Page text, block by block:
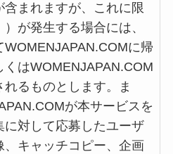
含まれますが、これに限
が発生する場合には、
WOMENJAPAN.COMに帰
くはWOMENJAPAN.COM
るものとします。ま
が本サービスを
に対して応募したユーザ
、キャッチコピー、企画